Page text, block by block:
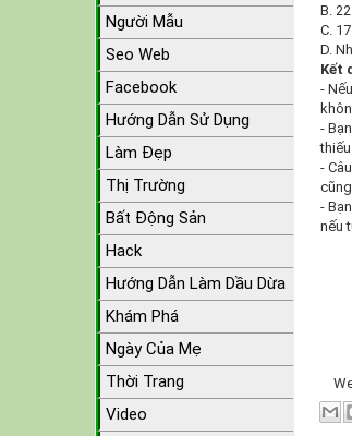
B.
C.
D.
Kết
-
-
-
-
nếu
Người Mẫu
Seo Web
Facebook
Hướng Dẫn Sử Dụng
Làm Đẹp
Thị Trường
Bất Động Sản
Hack
Hướng Dẫn Làm Dầu Dừa
Khám Phá
Ngày Của Mẹ
Thời Trang
Video